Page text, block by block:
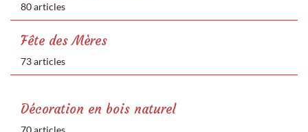
80 articles
Fête des Mères
73 articles
Décoration en bois naturel